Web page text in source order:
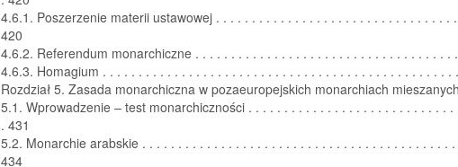
4.6.1. Poszerzenie materii ustawowej . . . . . . . . . . . . . . . . . . . . . . . . . . . . . . . . .
420
4.6.2. Referendum monarchiczne . . . . . . . . . . . . . . . . . . . . . . . . . . . . . . . . . . . .
4.6.3. Homagium . . . . . . . . . . . . . . . . . . . . . . . . . . . . . . . . . . . . . . . . . . . . . . . . .
Rozdział 5. Zasada monarchiczna w pozaeuropejskich monarchiach mieszanych
5.1. Wprowadzenie – test monarchiczności . . . . . . . . . . . . . . . . . . . . . . . . . . . . .
. 431
5.2. Monarchie arabskie . . . . . . . . . . . . . . . . . . . . . . . . . . . . . . . . . . . . . . . . . . .
434